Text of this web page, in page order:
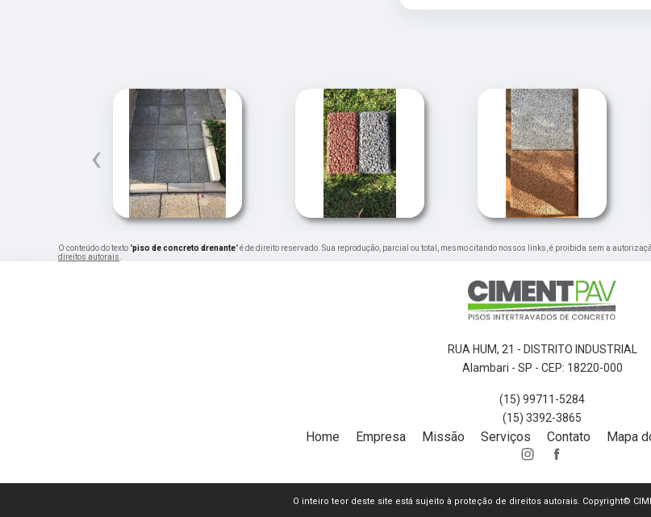
‹
O conteúdo do texto "piso de concreto drenante" é de direito reservado. Sua reprodução, parcial ou total, mesmo citando nossos links, é proibida sem a
direitos autorais.
RUA HUM, 21 - DISTRITO INDUSTRIAL
Alambari - SP - CEP: 18220-000
(15) 99711-5284
(15) 3392-3865
Home Empresa Missão Serviços Contato Mapa
O inteiro teor deste site está sujeito à proteção de direitos autorais. Copyright©